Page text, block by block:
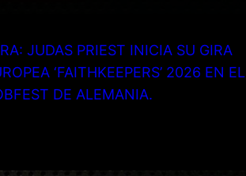
JUDAS PRIEST INICIA SU GIRA
‘FAITHKEEPERS’ 2026 EN EL
DE ALEMANIA.